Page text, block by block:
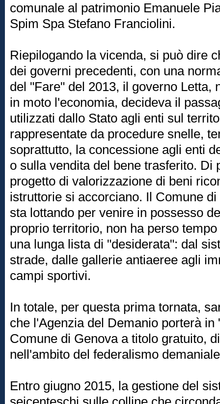
comunale al patrimonio Emanuele
Spim Spa Stefano Franciolini.
Riepilogando la vicenda, si può dire
dei governi precedenti, con una
del "Fare" del 2013, il governo Letta,
in moto l'economia, decideva il
utilizzati dallo Stato agli enti sul
rappresentate da procedure snelle,
soprattutto, la concessione agli enti
o sulla vendita del bene trasferito. Di
progetto di valorizzazione di beni
istruttorie si accorciano. Il Comune
sta lottando per venire in possesso
proprio territorio, non ha perso
una lunga lista di "desiderata": dal
strade, dalle gallerie antiaeree agli
campi sportivi.
In totale, per questa prima tornata,
che l'Agenzia del Demanio porterà
Comune di Genova a titolo gratuito,
nell'ambito del federalismo
Entro giugno 2015, la gestione del